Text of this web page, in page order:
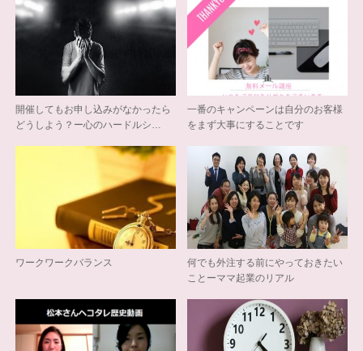
開催してもお申し込みがなかったら
どうしよう？ー心のハードルシ…
一番のキャンペーンは自分のお客様
をまず大事にすることです
ワークワークバランス
何でも外注する前にやっておきたい
ことーママ起業のリアル